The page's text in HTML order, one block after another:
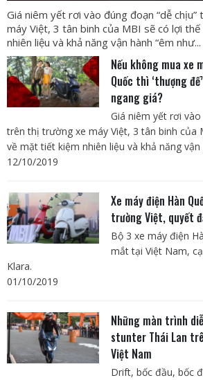
Giá niêm yết rơi vào đúng đoạn “dễ
máy Việt, 3 tân binh của MBI sẽ có lợi
nhiên liệu và khả năng vận hành “êm như...
Nếu không mua xe
Quốc thì ‘thượng
ngang giá?
Giá niêm yết rơi
trên thị trường xe máy Việt, 3 tân binh của
về mặt tiết kiệm nhiên liệu và khả năng vận
12/10/2019
Xe máy điện Hàn
trường Việt, quyết
Bộ 3 xe máy điện
mắt tại Việt Nam,
Klara.
01/10/2019
Những màn trình
stunter Thái Lan
Việt Nam
Drift, bốc đầu, bốc